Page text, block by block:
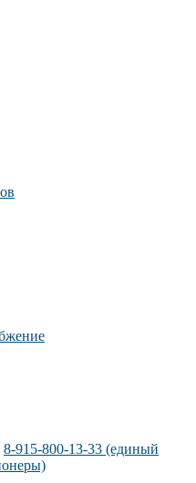
8-915-800-13-33 (единый